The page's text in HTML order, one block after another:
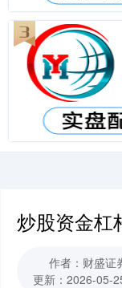
炒股资金杠
作者：财盛证
更新：2026-05-